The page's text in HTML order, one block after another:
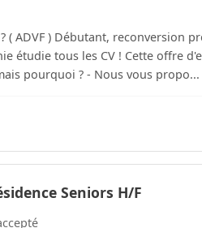
( ADVF ) Débutant, reconversion
offre d'emploi vise tout public.
Rejoindre le Geiq Domicile Occitanie, oui, mais pourquoi ? - Nous vous propo...
Seniors H/F